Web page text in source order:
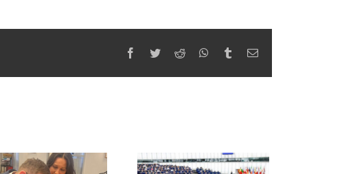
Facebook
TwitterReddit WhatsApp
TumblrEmail